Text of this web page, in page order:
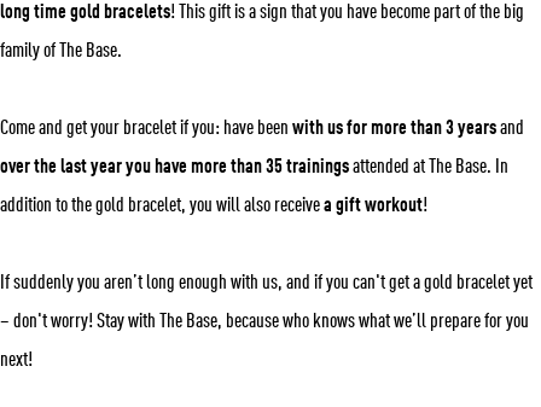
Число
long time gold bracelets! This gift is a sign that you have become part of the big
family of The Base.
Come and get your bracelet if you: have been with us for more than 3 yearsand
over the last year you have more than 35 trainingsattended at The Base. In
addition to the gold bracelet, you will also receivea gift workout!
If suddenly you aren’t long enough with us, and if you can't get a gold bracelet yet
– don't worry! Stay with The Base, because who knows what we’ll prepare for you
next!